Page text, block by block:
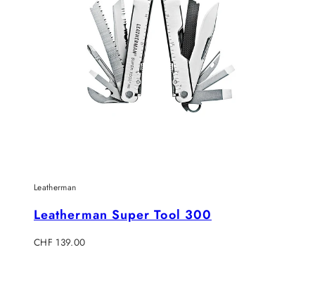
Leatherman
Leatherman Super Tool 300
Regulärer
CHF 139.00